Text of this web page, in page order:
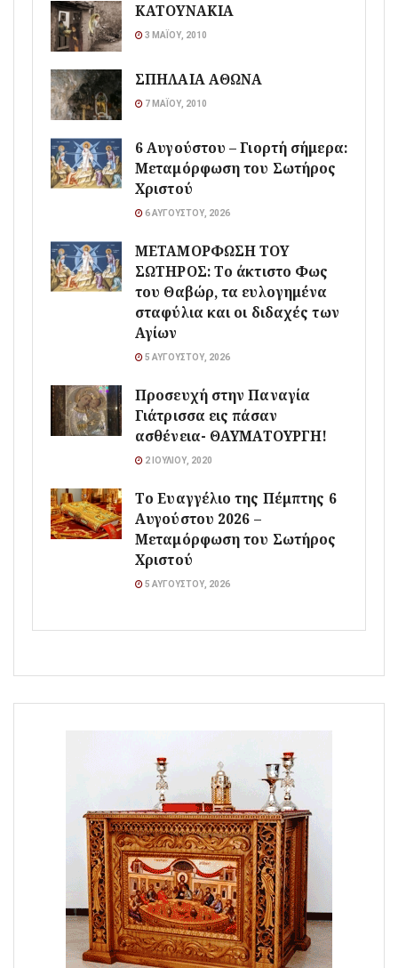
ΚΑΤΟΥΝΑΚΙΑ
3 ΜΑΪ́ΟΥ, 2010
ΣΠΗΛΑΙΑ ΑΘΩΝΑ
7 ΜΑΪ́ΟΥ, 2010
6 Αυγούστου – Γιορτή σήμερα:
Μεταμόρφωση του Σωτήρος
Χριστού
6 ΑΥΓΟΎΣΤΟΥ, 2026
ΜΕΤΑΜΟΡΦΩΣΗ ΤΟΥ
ΣΩΤΗΡΟΣ: Το άκτιστο Φως
του Θαβώρ, τα ευλογημένα
σταφύλια και οι διδαχές των
Αγίων
5 ΑΥΓΟΎΣΤΟΥ, 2026
Προσευχή στην Παναγία
Γιάτρισσα εις πάσαν
ασθένεια- ΘΑΥΜΑΤΟΥΡΓΗ!
2 ΙΟΥΛΊΟΥ, 2020
Το Ευαγγέλιο της Πέμπτης 6
Αυγούστου 2026 –
Μεταμόρφωση του Σωτήρος
Χριστού
5 ΑΥΓΟΎΣΤΟΥ, 2026